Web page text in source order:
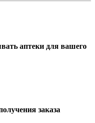
аптеки для вашего
заказа